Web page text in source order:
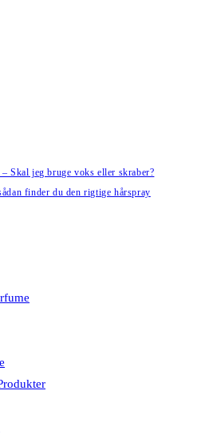
Skal jeg bruge voks eller skraber?
finder du den rigtige hårspray